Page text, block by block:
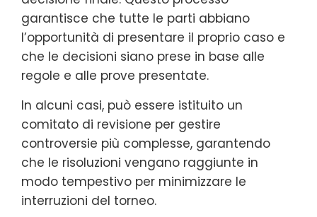
garantisce che tutte le parti abbiano
l’opportunità di presentare il proprio caso e
che le decisioni siano prese in base alle
regole e alle prove presentate.
In alcuni casi, può essere istituito un
comitato di revisione per gestire
controversie più complesse, garantendo
che le risoluzioni vengano raggiunte in
modo tempestivo per minimizzare le
interruzioni del torneo.